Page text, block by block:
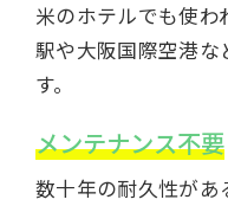
米のホテルでも使わ
駅や大阪国際空港な
す。
メンテナンス不要
数十年の耐久性が